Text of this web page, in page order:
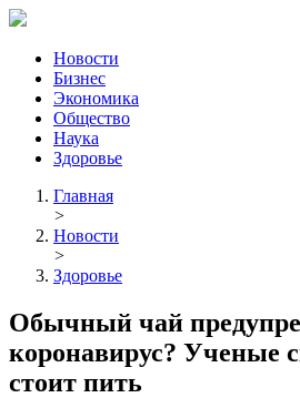
Новости
Бизнес
Экономика
Общество
Наука
Здоровье
Главная
>
Новости
>
Здоровье
Обычный чай
коронавирус? Ученые
стоит пить